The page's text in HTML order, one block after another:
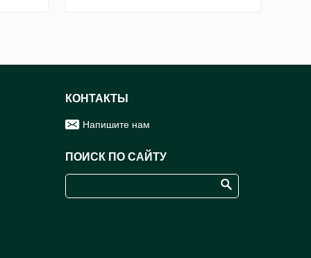
КОНТАКТЫ
Напишите нам
ПОИСК ПО САЙТУ